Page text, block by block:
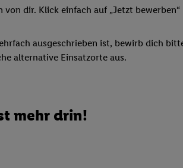
dir. Klick einfach auf „Jetzt
ausgeschrieben ist, bewirb dich
alternative Einsatzorte aus.
mehr drin!
Verwendungszwecke oder Partner
Gewährleistung der Sicherheit,
Anzeige von Werbung und
Verwendung genauer